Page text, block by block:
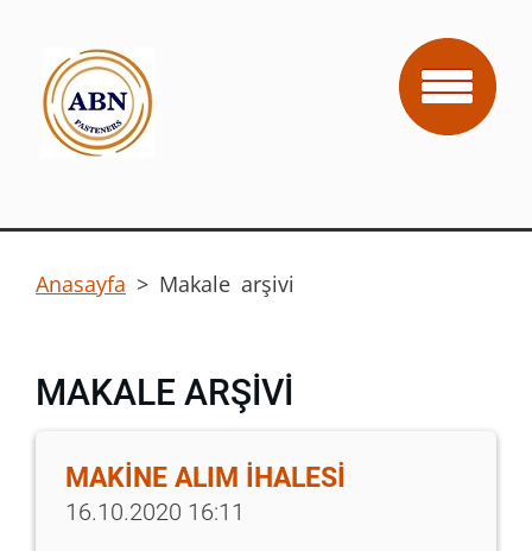
Anasayfa > Makale arşivi
MAKALE ARŞIVI
MAKİNE ALIM İHALESİ
16.10.2020 16:11